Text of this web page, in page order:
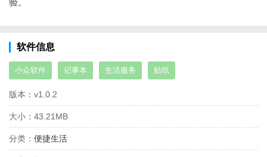
验。
软件信息
小众软件 记事本 生活服务 贴纸
版本： v1.0.2
大小： 43.21MB
分类： 便捷生活